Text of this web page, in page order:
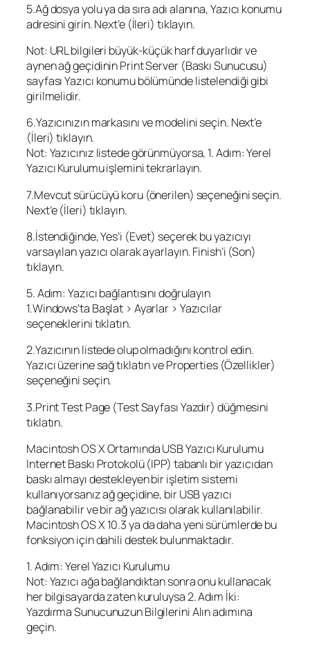
5.Ağ dosya yolu ya da sıra adı alanına, Yazıcı konumu
adresini girin. Next’e (İleri) tıklayın.
Not: URL bilgileri büyük-küçük harf duyarlıdır ve
aynen ağ geçidinin Print Server (Baskı Sunucusu)
sayfası Yazıcı konumu bölümünde listelendiği gibi
girilmelidir.
6.Yazıcınızın markasını ve modelini seçin. Next’e
(İleri) tıklayın.
Not: Yazıcınız listede görünmüyorsa, 1. Adım: Yerel
Yazıcı Kurulumu işlemini tekrarlayın.
7.Mevcut sürücüyü koru (önerilen) seçeneğini seçin.
Next’e (İleri) tıklayın.
8.İstendiğinde, Yes’i (Evet) seçerek bu yazıcıyı
varsayılan yazıcı olarak ayarlayın. Finish’i (Son)
tıklayın.
5. Adım: Yazıcı bağlantısını doğrulayın
1.Windows’ta Başlat > Ayarlar > Yazıcılar
seçeneklerini tıklatın.
2.Yazıcının listede olup olmadığını kontrol edin.
Yazıcı üzerine sağ tıklatın ve Properties (Özellikler)
seçeneğini seçin.
3.Print Test Page (Test Sayfası Yazdır) düğmesini
tıklatın.
Macintosh OS X Ortamında USB Yazıcı Kurulumu
Internet Baskı Protokolü (IPP) tabanlı bir yazıcıdan
baskı almayı destekleyen bir işletim sistemi
kullanıyorsanız ağ geçidine, bir USB yazıcı
bağlanabilir ve bir ağ yazıcısı olarak kullanılabilir.
Macintosh OS X 10.3 ya da daha yeni sürümlerde bu
fonksiyon için dahili destek bulunmaktadır.
1. Adım: Yerel Yazıcı Kurulumu
Not: Yazıcı ağa bağlandıktan sonra onu kullanacak
her bilgisayarda zaten kuruluysa 2. Adım İki:
Yazdırma Sunucunuzun Bilgilerini Alın adımına
geçin.